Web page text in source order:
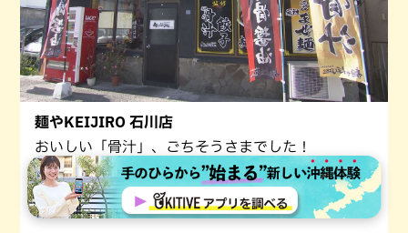
麺やKEIJIRO 石川店
おいしい「骨汁」、ごちそうさまでした！
住所
〒904-1106 沖縄県うるま市石川1-28-19